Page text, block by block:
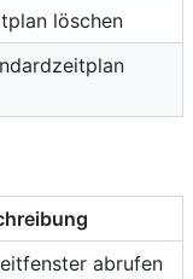
löschen
abrufen